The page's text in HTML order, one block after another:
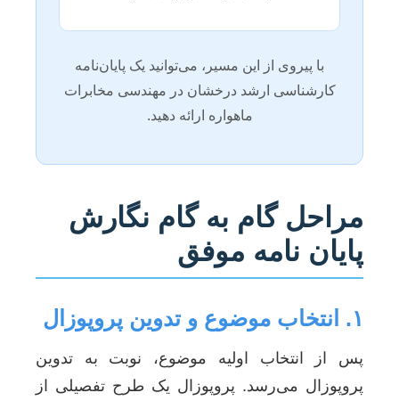
با پیروی از این مسیر، می‌توانید یک پایان‌نامه
کارشناسی ارشد درخشان در مهندسی مخابرات
ماهواره ارائه دهید.
مراحل گام به گام نگارش
پایان نامه موفق
۱. انتخاب موضوع و تدوین پروپوزال
پس از انتخاب اولیه موضوع، نوبت به تدوین
پروپوزال می‌رسد. پروپوزال یک طرح تفصیلی از